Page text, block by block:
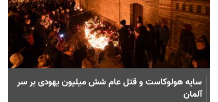
سایه هولوکاست و قتل عام شش میلیون یهودی بر سر
آلمان